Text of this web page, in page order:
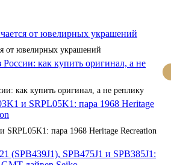
от ювелирных украшений
как купить оригинал, а не реплику
SRPL05K1: пара 1968 Heritage Recreation